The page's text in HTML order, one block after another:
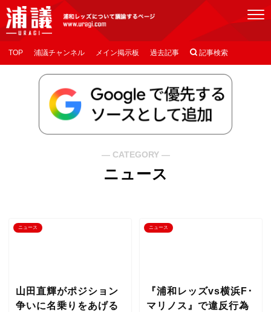
[浦議]浦和レッズについて議論するページ
TOP 浦議チャンネル メイン掲示板 過去記事  記事検索
― CATEGORY ―
ニュース
ニュース
山田直輝がポジション
争いに名乗りをあげる
ニュース
『浦和レッズvs横浜F･
マリノス』で違反行為